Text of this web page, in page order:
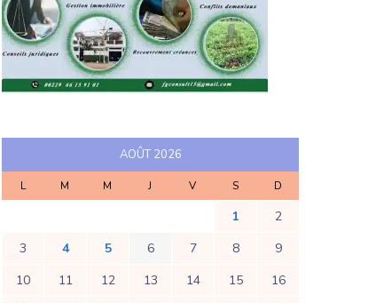
AOÛT 2026
L M M J V S D
1
2
3
4 5 6 7 8
9
10
11 12 13 14 15
16